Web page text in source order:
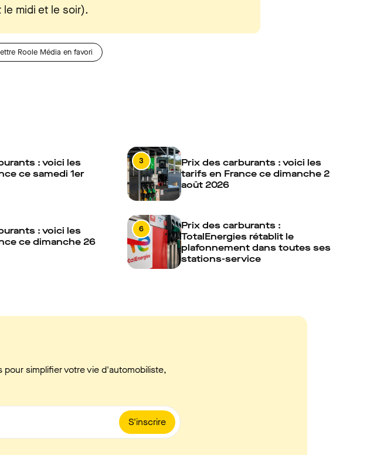
midi et le soir).
Roole Média en favori
: voici les
ce samedi 1er
3
Prix des carburants : voici les
tarifs en France ce dimanche 2
août 2026
: voici les
ce dimanche 26
6
Prix des carburants :
TotalEnergies rétablit le
plafonnement dans toutes ses
stations-service
simplifier votre vie d'automobiliste,
S'inscrire